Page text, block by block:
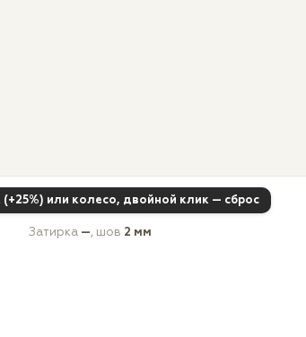
(+25%) или колесо, двойной клик — сброс
Затирка —, шов 2 мм